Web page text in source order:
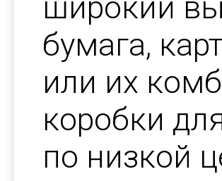
широкий
бумага,
или их
коробки
по низкой